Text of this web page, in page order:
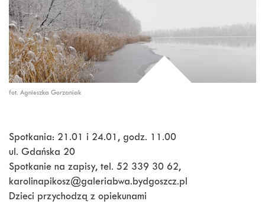
fot. Agnieszka Gorzaniak
Spotkania: 21.01 i 24.01, godz. 11.00
ul. Gdańska 20
Spotkanie na zapisy, tel. 52 339 30 62,
karolinapikosz@galeriabwa.bydgoszcz.pl
Dzieci przychodzą z opiekunami